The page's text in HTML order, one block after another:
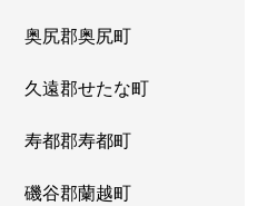
奥尻郡奥尻町
久遠郡せたな町
寿都郡寿都町
磯谷郡蘭越町